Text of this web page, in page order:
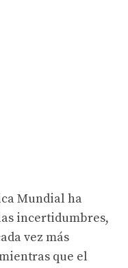
Mundial ha
incertidumbres,
vez más
que el